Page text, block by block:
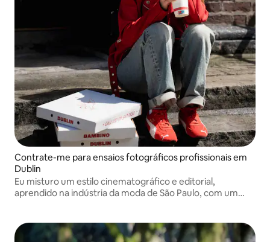
Contrate-me para ensaios fotográficos profissionais em
Dublin
Eu misturo um estilo cinematográfico e editorial,
aprendido na indústria da moda de São Paulo, com um
imagens que realmente convertem